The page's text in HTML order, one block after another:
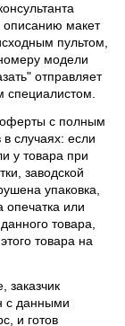
макет
пультом,
модели
отправляет
оферты с полным
случаях: если
у товара при
заводской
упаковка,
или
товара,
товара на
заказчик
с данными
и готов